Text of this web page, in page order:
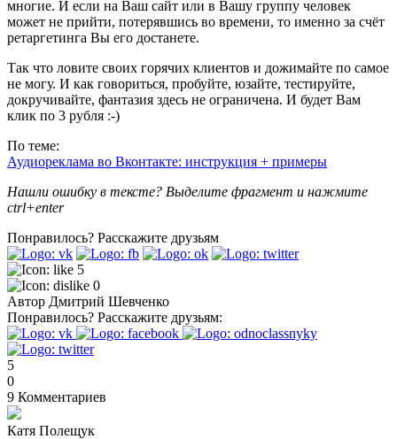
многие. И если на Ваш сайт или в Вашу группу человек
может не прийти, потерявшись во времени, то именно за счёт
ретаргетинга Вы его достанете.
Так что ловите своих горячих клиентов и дожимайте по самое
не могу. И как говориться, пробуйте, юзайте, тестируйте,
докручивайте, фантазия здесь не ограничена. И будет Вам
клик по 3 рубля :-)
По теме:
Аудиореклама во Вконтакте: инструкция + примеры
Нашли ошибку в тексте? Выделите фрагмент и нажмите
ctrl+enter
Понравилось? Расскажите друзьям
5
0
Автор Дмитрий Шевченко
Понравилось? Расскажите друзьям:
5
0
9 Комментариев
Катя Полещук